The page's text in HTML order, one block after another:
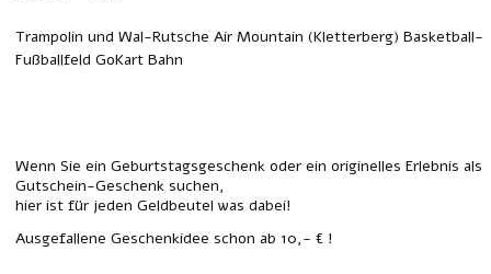
Trampolin und Wal-Rutsche Air Mountain (Kletterberg) Basketball-
Fußballfeld GoKart Bahn
Wenn Sie ein Geburtstagsgeschenk oder ein originelles Erlebnis als
Gutschein-Geschenk suchen,
hier ist für jeden Geldbeutel was dabei!
Ausgefallene Geschenkidee schon ab 10,- € !